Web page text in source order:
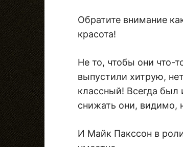
Обратите внимание
красота!
Не то, чтобы они что-
выпустили хитрую,
классный! Всегда был
снижать они, видимо,
И Майк Пакссон в